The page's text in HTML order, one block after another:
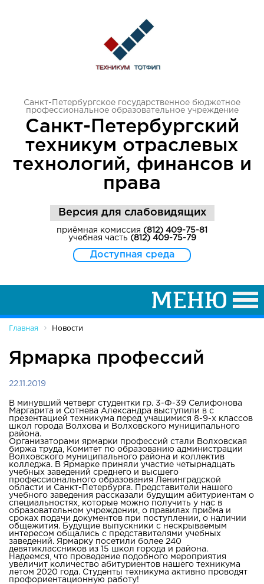
Санкт-Петербургское государственное бюджетное
профессиональное образовательное учреждение
Санкт-Петербургский
техникум отраслевых
технологий, финансов и
права
Версия для слабовидящих
приёмная комиссия (812) 409-75-81
учебная часть (812) 409-75-79
Доступная среда
Главная Новости
Ярмарка профессий
22.11.2019
В минувший четверг студентки гр. 3-Ф-39 Селифонова
Маргарита и Сотнева Александра выступили в с
презентацией техникума перед учащимися 8-9-х классов
школ города Волхова и Волховского муниципального
района.
Организаторами ярмарки профессий стали Волховская
биржа труда, Комитет по образованию администрации
Волховского муниципального района и коллектив
колледжа. В Ярмарке приняли участие четырнадцать
учебных заведений среднего и высшего
профессионального образования Ленинградской
области и Санкт-Петербурга. Представители нашего
учебного заведения рассказали будущим абитуриентам о
специальностях, которые можно получить у нас в
образовательном учреждении, о правилах приёма и
сроках подачи документов при поступлении, о наличии
общежития. Будущие выпускники с нескрываемым
интересом общались с представителями учебных
заведений. Ярмарку посетили более 240
девятиклассников из 15 школ города и района.
Надеемся, что проведение подобного мероприятия
увеличит количество абитуриентов нашего техникума
летом 2020 года. Студенты техникума активно проводят
профориентационную работу!